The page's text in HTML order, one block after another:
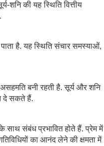
शनि की यह स्थिति वित्तीय
है. यह स्थिति संचार समस्याओं,
बनी रहती है. सूर्य और शनि
दे सकते हैं.
साथ संबंध प्रभावित होते हैं. प्रेम में
का आनंद लेने की क्षमता में